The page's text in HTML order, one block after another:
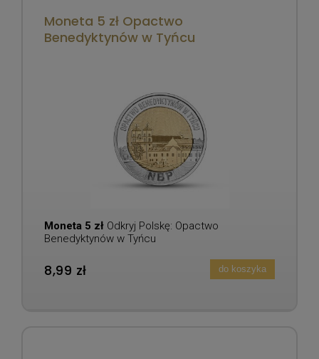
Moneta 5 zł Opactwo
Benedyktynów w Tyńcu
Moneta 5 zł Odkryj Polskę: Opactwo
Benedyktynów w Tyńcu
8,99 zł do koszyka